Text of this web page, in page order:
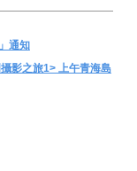
通知
影之旅1> 上午青海島